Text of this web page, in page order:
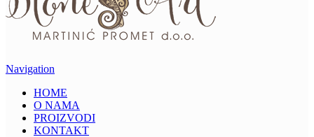
Navigation
HOME
O NAMA
PROIZVODI
KONTAKT